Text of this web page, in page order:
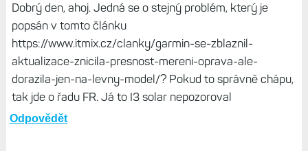
Dobrý den, ahoj. Jedná se o stejný problém, který je
popsán v tomto článku
https://www.itmix.cz/clanky/garmin-se-zblaznil-
aktualizace-znicila-presnost-mereni-oprava-ale-
dorazila-jen-na-levny-model/? Pokud to správně chápu,
tak jde o řadu FR. Já to I3 solar nepozoroval
Odpovědět